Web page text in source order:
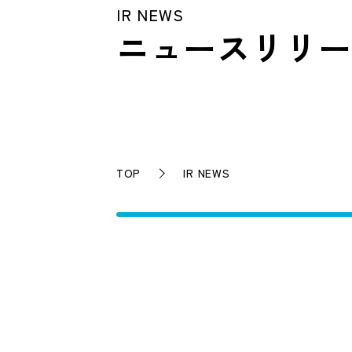
IR NEWS
ニュースリリ
TOP IR NEWS